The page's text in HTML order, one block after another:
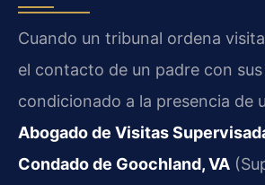
Cuando un tribunal ordena
el contacto de un padre con
condicionado a la presencia de
Abogado de Visitas
Condado de Goochland, VA